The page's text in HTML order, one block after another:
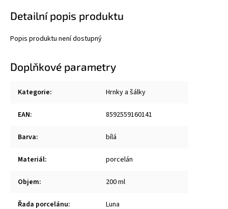
Detailní popis produktu
Popis produktu není dostupný
Doplňkové parametry
Kategorie: Hrnky a šálky
EAN: 8592559160141
Barva: bílá
Materiál: porcelán
Objem: 200 ml
Řada porcelánu: Luna